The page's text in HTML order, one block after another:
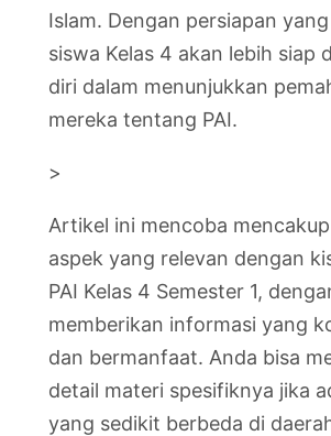
Islam. Dengan persiapan
siswa Kelas 4 akan lebih siap
diri dalam menunjukkan
mereka tentang PAI.
>
Artikel ini mencoba
aspek yang relevan dengan
PAI Kelas 4 Semester 1,
memberikan informasi yang
dan bermanfaat. Anda bisa
detail materi spesifiknya jika
yang sedikit berbeda di